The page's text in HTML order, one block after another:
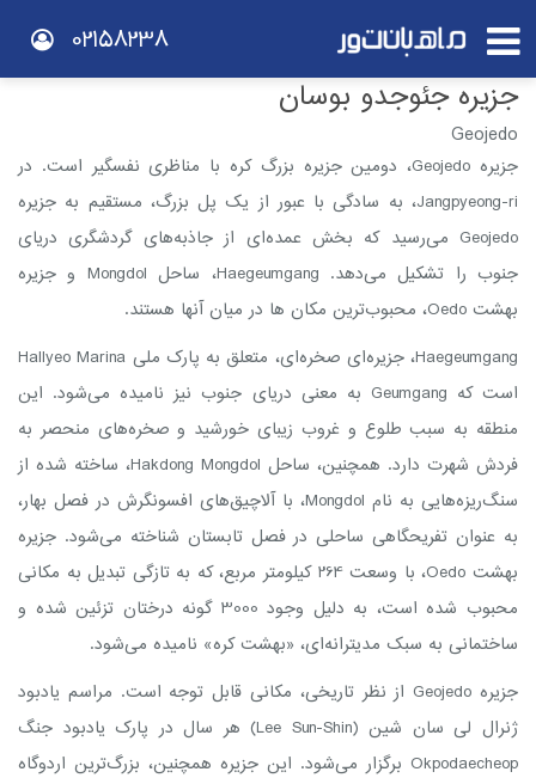
02158238
جزیره جئوجدو بوسان
Geojedo
جزیره Geojedo، دومین جزیره بزرگ کره با مناظری نفسگیر است. در
Jangpyeong-ri، به سادگی با عبور از یک پل بزرگ، مستقیم به جزیره
Geojedo می‌رسید که بخش عمده‌ای از جاذبه‌های گردشگری دریای
جنوب را تشکیل می‌دهد. Haegeumgang، ساحل Mongdol و جزیره
بهشت Oedo، محبوب‌ترین مکان ها در میان آنها هستند.
Haegeumgang، جزیره‌ای صخره‌ای، متعلق به پارک ملی Hallyeo Marina
است که Geumgang به معنی دریای جنوب نیز نامیده می‌شود. این
منطقه به سبب طلوع و غروب زیبای خورشید و صخره‌های منحصر به
فردش شهرت دارد. همچنین، ساحل Hakdong Mongdol، ساخته شده از
سنگ‌ریزه‌هایی به نام Mongdol، با آلاچیق‌های افسونگرش در فصل بهار،
به عنوان تفریحگاهی ساحلی در فصل تابستان شناخته می‌شود. ​​جزیره
بهشت Oedo، با وسعت 264 کیلومتر مربع، که به تازگی تبدیل به مکانی
محبوب شده است، به دلیل وجود 3000 گونه درختان تزئین شده و
ساختمانی به سبک مدیترانه‌ای، «بهشت کره» نامیده می‌شود.
جزیره Geojedo از نظر تاریخی، مکانی قابل توجه است. مراسم یادبود
ژنرال لی سان شین (Lee Sun-Shin) هر سال در پارک یادبود جنگ
Okpodaecheop برگزار می‌شود. این جزیره همچنین، بزرگ‌ترین اردوگاه